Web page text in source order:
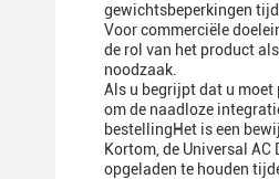
gewichtsbeperkingen
Voor commerciële
de rol van het product
noodzaak.
Als u begrijpt dat u moet
om de naadloze
bestellingHet is een
Kortom, de Universal
opgeladen te houden